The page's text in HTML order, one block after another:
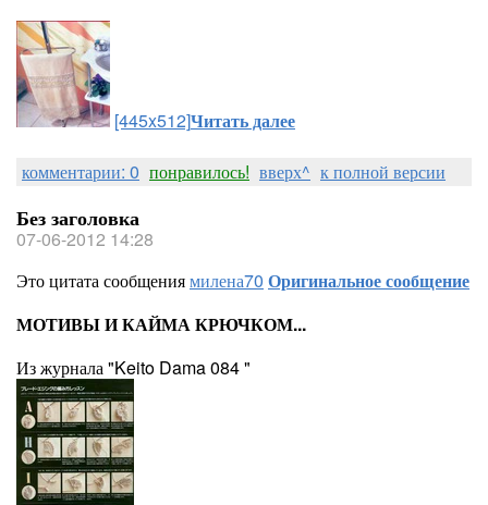
[445x512]Читать далее
комментарии: 0 понравилось! вверх^ к полной версии
Без заголовка
07-06-2012 14:28
Это цитата сообщениямилена70 Оригинальное сообщение
МОТИВЫ И КАЙМА КРЮЧКОМ...
Из журнала "Keito Dama 084 "